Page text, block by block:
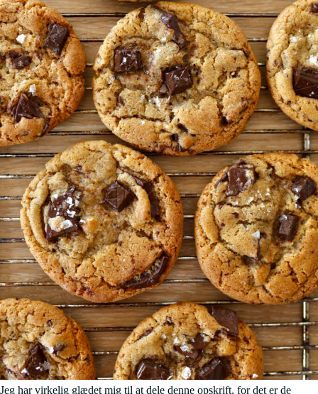
Jeg har virkelig glædet mig til at dele denne opskrift, for det er de